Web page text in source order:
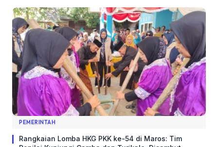
PEMERINTAH
Rangkaian Lomba HKG PKK ke-54 di Maros: Tim